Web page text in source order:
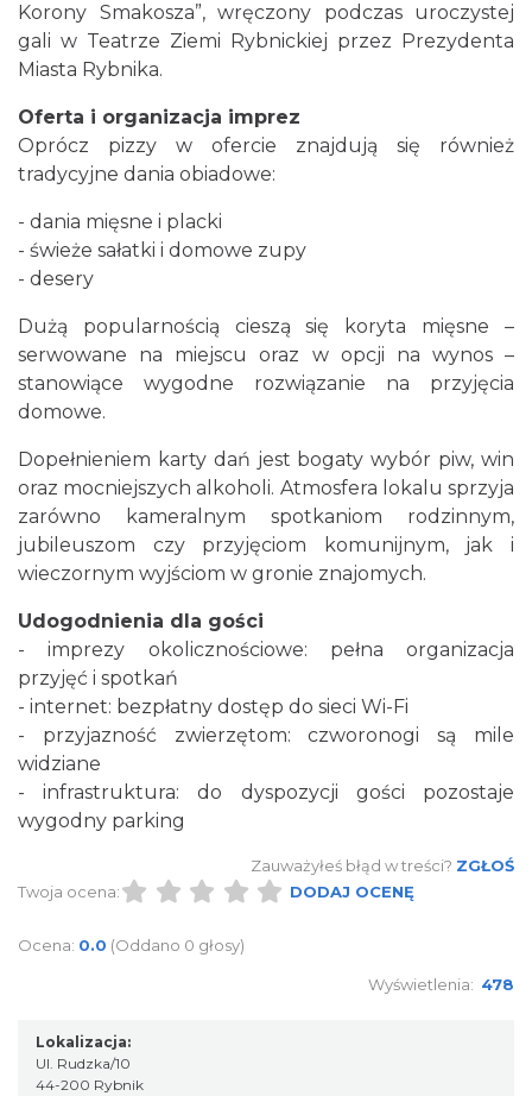
Korony Smakosza”, wręczony podczas uroczystej
gali w Teatrze Ziemi Rybnickiej przez Prezydenta
Miasta Rybnika.
Oferta i organizacja imprez
Oprócz pizzy w ofercie znajdują się również
tradycyjne dania obiadowe:
- dania mięsne i placki
- świeże sałatki i domowe zupy
- desery
Dużą popularnością cieszą się koryta mięsne –
serwowane na miejscu oraz w opcji na wynos –
stanowiące wygodne rozwiązanie na przyjęcia
domowe.
Dopełnieniem karty dań jest bogaty wybór piw, win
oraz mocniejszych alkoholi. Atmosfera lokalu sprzyja
zarówno kameralnym spotkaniom rodzinnym,
jubileuszom czy przyjęciom komunijnym, jak i
wieczornym wyjściom w gronie znajomych.
Udogodnienia dla gości
- imprezy okolicznościowe: pełna organizacja
przyjęć i spotkań
- internet: bezpłatny dostęp do sieci Wi-Fi
- przyjazność zwierzętom: czworonogi są mile
widziane
- infrastruktura: do dyspozycji gości pozostaje
wygodny parking
Zauważyłeś błąd w treści? ZGŁOŚ
Twoja ocena:
DODAJ OCENĘ
Ocena: 0.0 (Oddano 0 głosy)
Wyświetlenia: 478
Lokalizacja:
Ul. Rudzka/10
44-200 Rybnik